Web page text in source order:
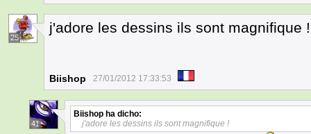
25
j'adore les dessins ils sont magnifique !
Biishop 27/01/2012 17:33:53
41
Biishop ha dicho:
j'adore les dessins ils sont magnifique !